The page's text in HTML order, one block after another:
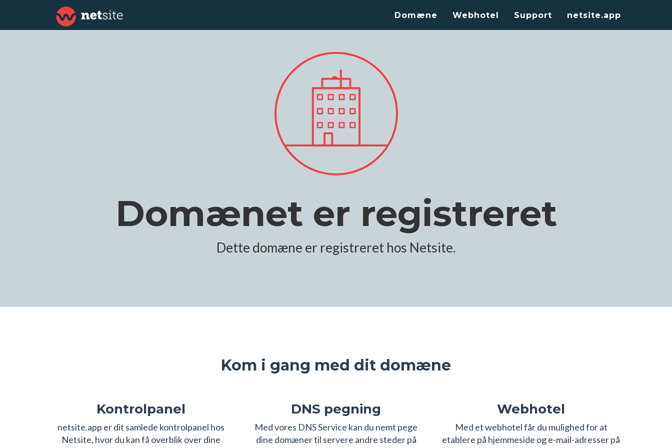
Domæne Webhotel Support netsite.app
Domænet er registreret
Dette domæne er registreret hos Netsite.
Kom i gang med dit domæne
Kontrolpanel
netsite.app er dit samlede kontrolpanel hos
Netsite, hvor du kan få overblik over dine
DNS pegning
Med vores DNS Service kan du nemt pege
dine domæner til servere andre steder på
Webhotel
Med et webhotel får du mulighed for at
etablere på hjemmeside og e-mail-adresser på